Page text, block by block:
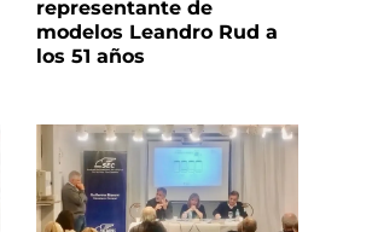
representante de
modelos Leandro Rud a
los 51 años